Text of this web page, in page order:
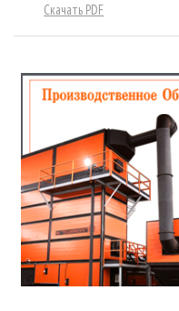
Скачать PDF